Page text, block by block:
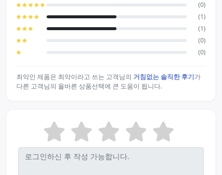
(0)
(1)
(1)
(0)
(0)
최악인 제품은 최악이라고 쓰는 고객님의 거침없는 솔직한 후기가
다른 고객님의 올바른 상품선택에 큰 도움이 됩니다.